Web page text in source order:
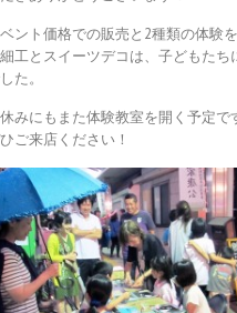
ント価格での販売と2種類の体験を
工とスイーツデコは、子どもたち
た。
みにもまた体験教室を開く予定で
ご来店ください！